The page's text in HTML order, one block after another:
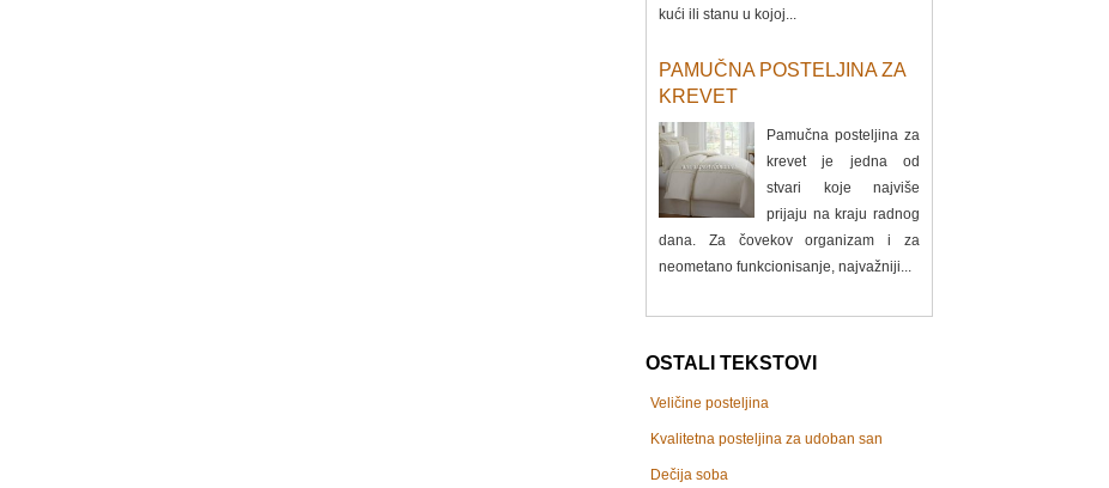
kući ili stanu u kojoj...
PAMUČNA POSTELJINA ZA
KREVET
Pamučna posteljina za
krevet je jedna od
stvari koje najviše
prijaju na kraju radnog
dana. Za čovekov organizam i za
neometano funkcionisanje, najvažniji...
OSTALI TEKSTOVI
Veličine posteljina
Kvalitetna posteljina za udoban san
Dečija soba